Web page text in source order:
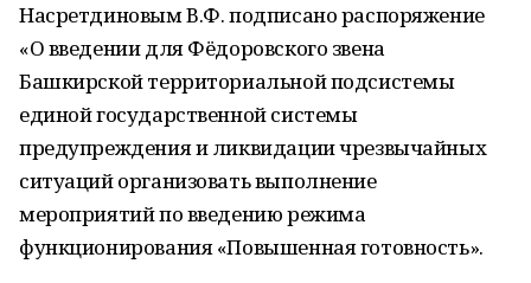
Насретдиновым В.Ф. подписано распоряжение
«О введении для Фёдоровского звена
Башкирской территориальной подсистемы
единой государственной системы
предупреждения и ликвидации чрезвычайных
ситуаций организовать выполнение
мероприятий по введению режима
функционирования «Повышенная готовность».